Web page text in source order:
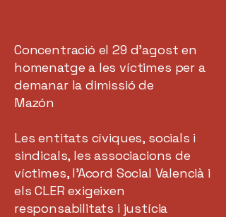
Concentració el 29 d’agost en
homenatge a les víctimes per a
demanar la dimissió de
Mazón
Les entitats cíviques, socials i
sindicals, les associacions de
víctimes, l’Acord Social Valencià i
els CLER exigeixen
responsabilitats i justícia